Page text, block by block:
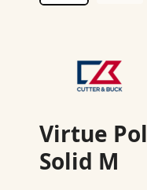
Virtue
Solid M